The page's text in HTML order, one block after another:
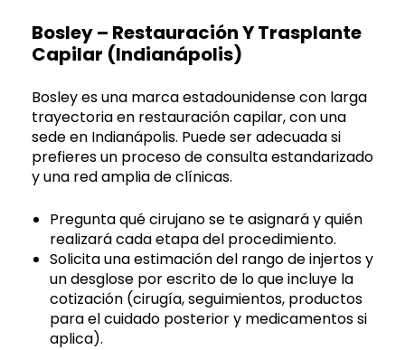
Bosley – Restauración Y Trasplante
Capilar (Indianápolis)
Bosley es una marca estadounidense con larga
trayectoria en restauración capilar, con una
sede en Indianápolis. Puede ser adecuada si
prefieres un proceso de consulta estandarizado
y una red amplia de clínicas.
Pregunta qué cirujano se te asignará y quién
realizará cada etapa del procedimiento.
Solicita una estimación del rango de injertos y
un desglose por escrito de lo que incluye la
cotización (cirugía, seguimientos, productos
para el cuidado posterior y medicamentos si
aplica).